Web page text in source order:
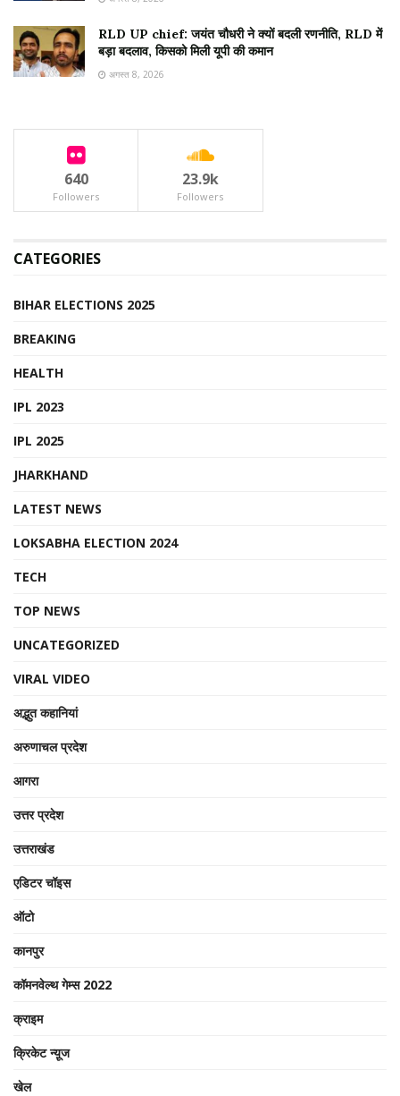
RLD UP chief: जयंत चौधरी ने क्यों बदली रणनीति, RLD में
बड़ा बदलाव, किसको मिली यूपी की कमान
अगस्त 8, 2026
640
Followers
23.9k
Followers
CATEGORIES
BIHAR ELECTIONS 2025
BREAKING
HEALTH
IPL 2023
IPL 2025
JHARKHAND
LATEST NEWS
LOKSABHA ELECTION 2024
TECH
TOP NEWS
UNCATEGORIZED
VIRAL VIDEO
अद्भुत कहानियां
अरुणाचल प्रदेश
आगरा
उत्तर प्रदेश
उत्तराखंड
एडिटर चॉइस
ऑटो
कानपुर
कॉमनवेल्थ गेम्स 2022
क्राइम
क्रिकेट न्यू़ज
खेल